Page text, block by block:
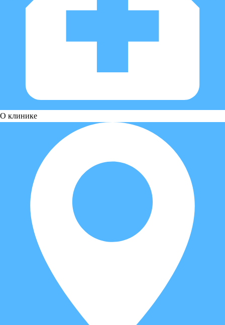
О клинике